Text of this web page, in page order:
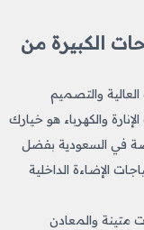
الكبيرة من
والتصميم
والكهرباء هو خيارك
في السعودية بفضل
الإضاءة الداخلية
متينة والمعادن